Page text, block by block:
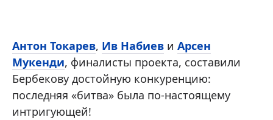
Антон Токарев, Ив Набиев и Арсен
Мукенди, финалисты проекта, составили
Бербекову достойную конкуренцию:
последняя «битва» была по-настоящему
интригующей!